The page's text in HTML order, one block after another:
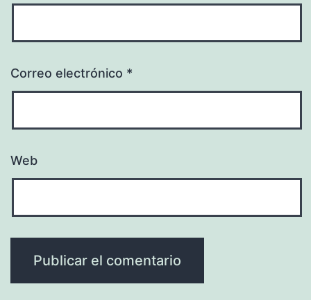
Correo electrónico *
Web